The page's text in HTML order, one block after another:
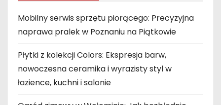
Mobilny serwis sprzętu piorącego: Precyzyjna
naprawa pralek w Poznaniu na Piątkowie
Płytki z kolekcji Colors: Ekspresja barw,
nowoczesna ceramika i wyrazisty styl w
łazience, kuchni i salonie